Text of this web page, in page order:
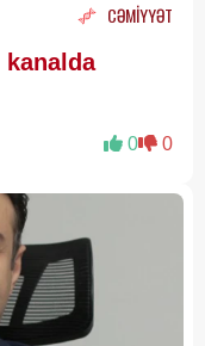
CƏMİYYƏT
kanalda
0 0